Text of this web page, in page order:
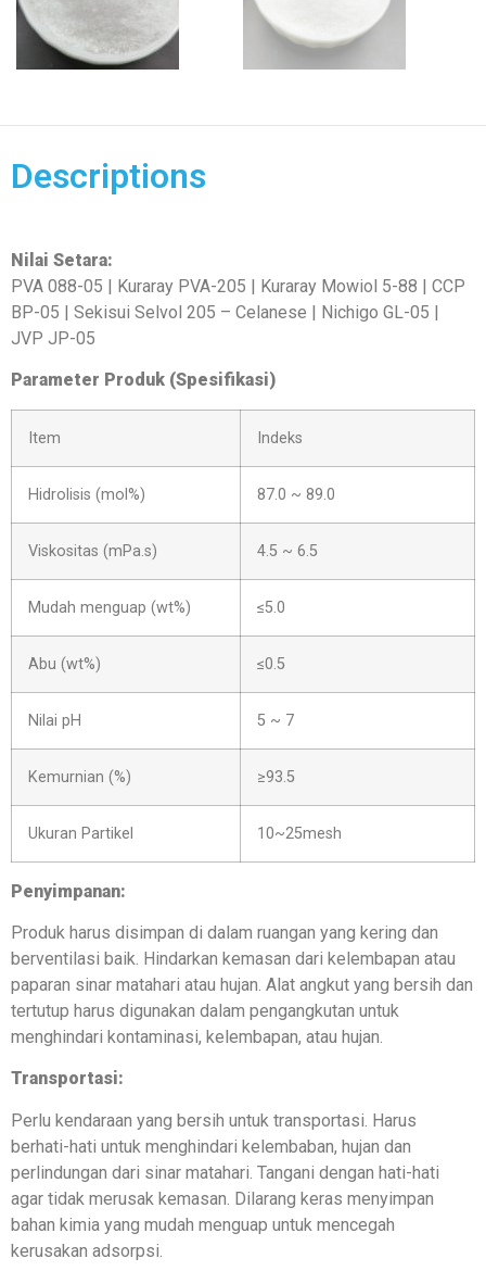
Descriptions
Nilai Setara:
PVA 088-05 | Kuraray PVA-205 | Kuraray Mowiol 5-88 | CCP
BP-05 | Sekisui Selvol 205 – Celanese | Nichigo GL-05 |
JVP JP-05
Parameter Produk (Spesifikasi)
Item Indeks
Hidrolisis (mol%) 87.0 ~ 89.0
Viskositas (mPa.s) 4.5 ~ 6.5
Mudah menguap (wt%) ≤5.0
Abu (wt%) ≤0.5
Nilai pH 5 ~ 7
Kemurnian (%) ≥93.5
Ukuran Partikel 10~25mesh
Penyimpanan:
Produk harus disimpan di dalam ruangan yang kering dan
berventilasi baik. Hindarkan kemasan dari kelembapan atau
paparan sinar matahari atau hujan. Alat angkut yang bersih dan
tertutup harus digunakan dalam pengangkutan untuk
menghindari kontaminasi, kelembapan, atau hujan.
Transportasi:
Perlu kendaraan yang bersih untuk transportasi. Harus
berhati-hati untuk menghindari kelembaban, hujan dan
perlindungan dari sinar matahari. Tangani dengan hati-hati
agar tidak merusak kemasan. Dilarang keras menyimpan
bahan kimia yang mudah menguap untuk mencegah
kerusakan adsorpsi.